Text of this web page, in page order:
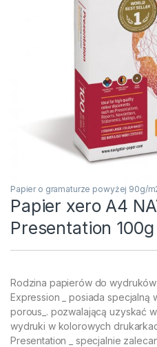
Papier o gramaturze powyżej 90g/
Papier xero A4
Presentation
Rodzina papierów do wydruków
Expression _ posiada specjalną
porous_. pozwalającą uzyskać
wydruki w kolorowych
Presentation _ specjalnie